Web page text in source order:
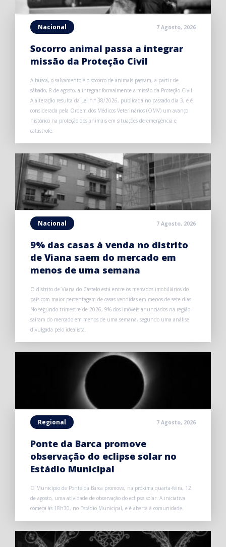
Nacional 7 Agosto, 2026
Socorro animal passa a integrar
missão da Proteção Civil
A busca, o salvamento e o socorro de animais passam, a partir de
sábado, 8 de agosto, a integrar formalmente a missão da Proteção Civil.
A alteração resulta da Lei n.º 38/2026, publicada no passado dia 3, e é
considerada pela Ordem dos Médicos Veterinários (OMV) um avanço
histórico na proteção dos animais em situações de emergência e
catástrofe.
Nacional 7 Agosto, 2026
9% das casas à venda no distrito
de Viana saem do mercado em
menos de uma semana
O distrito de Viana do Castelo está entre os mercados imobiliários do
país com maior percentagem de casas vendidas em menos de sete dias.
No segundo trimestre de 2026, 9% dos imóveis anunciados na região
saíram do mercado em menos de uma semana, segundo uma análise
divulgada pelo idealista.
Regional 7 Agosto, 2026
Ponte da Barca promove
observação do eclipse solar no
Estádio Municipal
O Município de Ponte da Barca promove, na próxima quarta-feira, 12
de agosto, uma atividade de observação do eclipse solar. A iniciativa
começa às 18h30, no Estádio Municipal, e é aberta à comunidade.